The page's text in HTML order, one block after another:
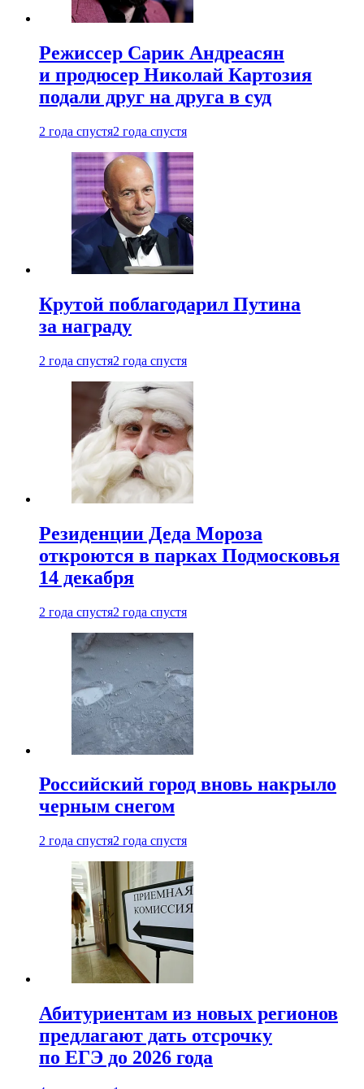
Режиссер Сарик Андреасян
и продюсер Николай Картозия
подали друг на друга в суд
2 года спустя2 года спустя
Крутой поблагодарил Путина
за награду
2 года спустя2 года спустя
Резиденции Деда Мороза
откроются в парках Подмосковья
14 декабря
2 года спустя2 года спустя
Российский город вновь накрыло
черным снегом
2 года спустя2 года спустя
Абитуриентам из новых регионов
предлагают дать отсрочку
по ЕГЭ до 2026 года